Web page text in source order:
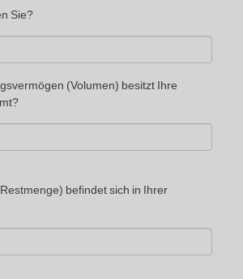
Sie?
(Volumen) besitzt Ihre
befindet sich in Ihrer